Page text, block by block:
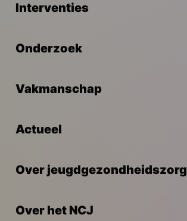
Interventies
Onderzoek
Vakmanschap
Actueel
Over jeugdgezondheidszorg
Over het NCJ